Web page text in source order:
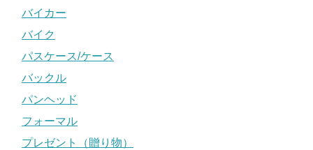
バイカー
バイク
パスケース/ケース
バックル
パンヘッド
フォーマル
プレゼント（贈り物）